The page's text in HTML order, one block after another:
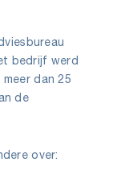
bedrijf werd
dan 25
de
over: